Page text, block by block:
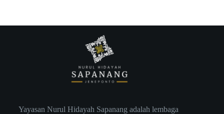
Yayasan Nurul Hidayah Sapanang adalah lembaga